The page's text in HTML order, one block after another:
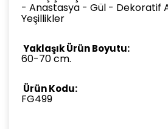
- Anastasya - Gül - Dekoratif
Yeşillikler
Yaklaşık Ürün Boyutu:
60-70 cm.
Ürün Kodu:
FG499